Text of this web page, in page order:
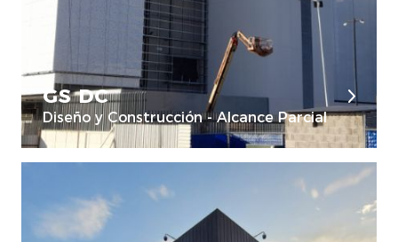
GS DC
Diseño y Construcción - Alcance Parcial